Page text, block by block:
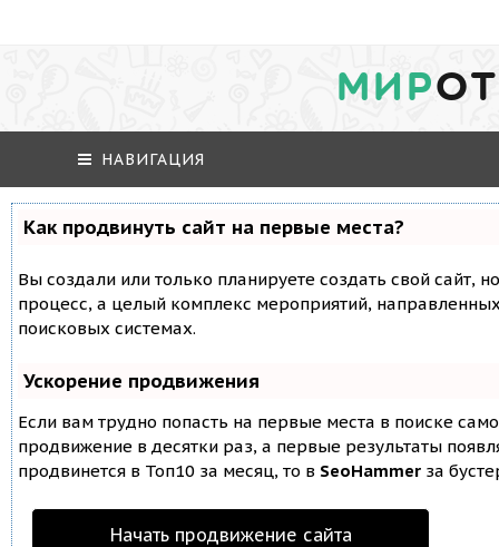
МИР
НАВИГАЦИЯ
Как продвинуть сайт на первые места?
Вы создали или только планируете создать свой сайт,
процесс, а целый комплекс мероприятий,
поисковых системах.
Ускорение продвижения
Если вам трудно попасть на первые места в поиске
продвижение в десятки раз, а первые результаты
продвинется в Топ10 за месяц, то в SeoHammer за
Начать продвижение сайта